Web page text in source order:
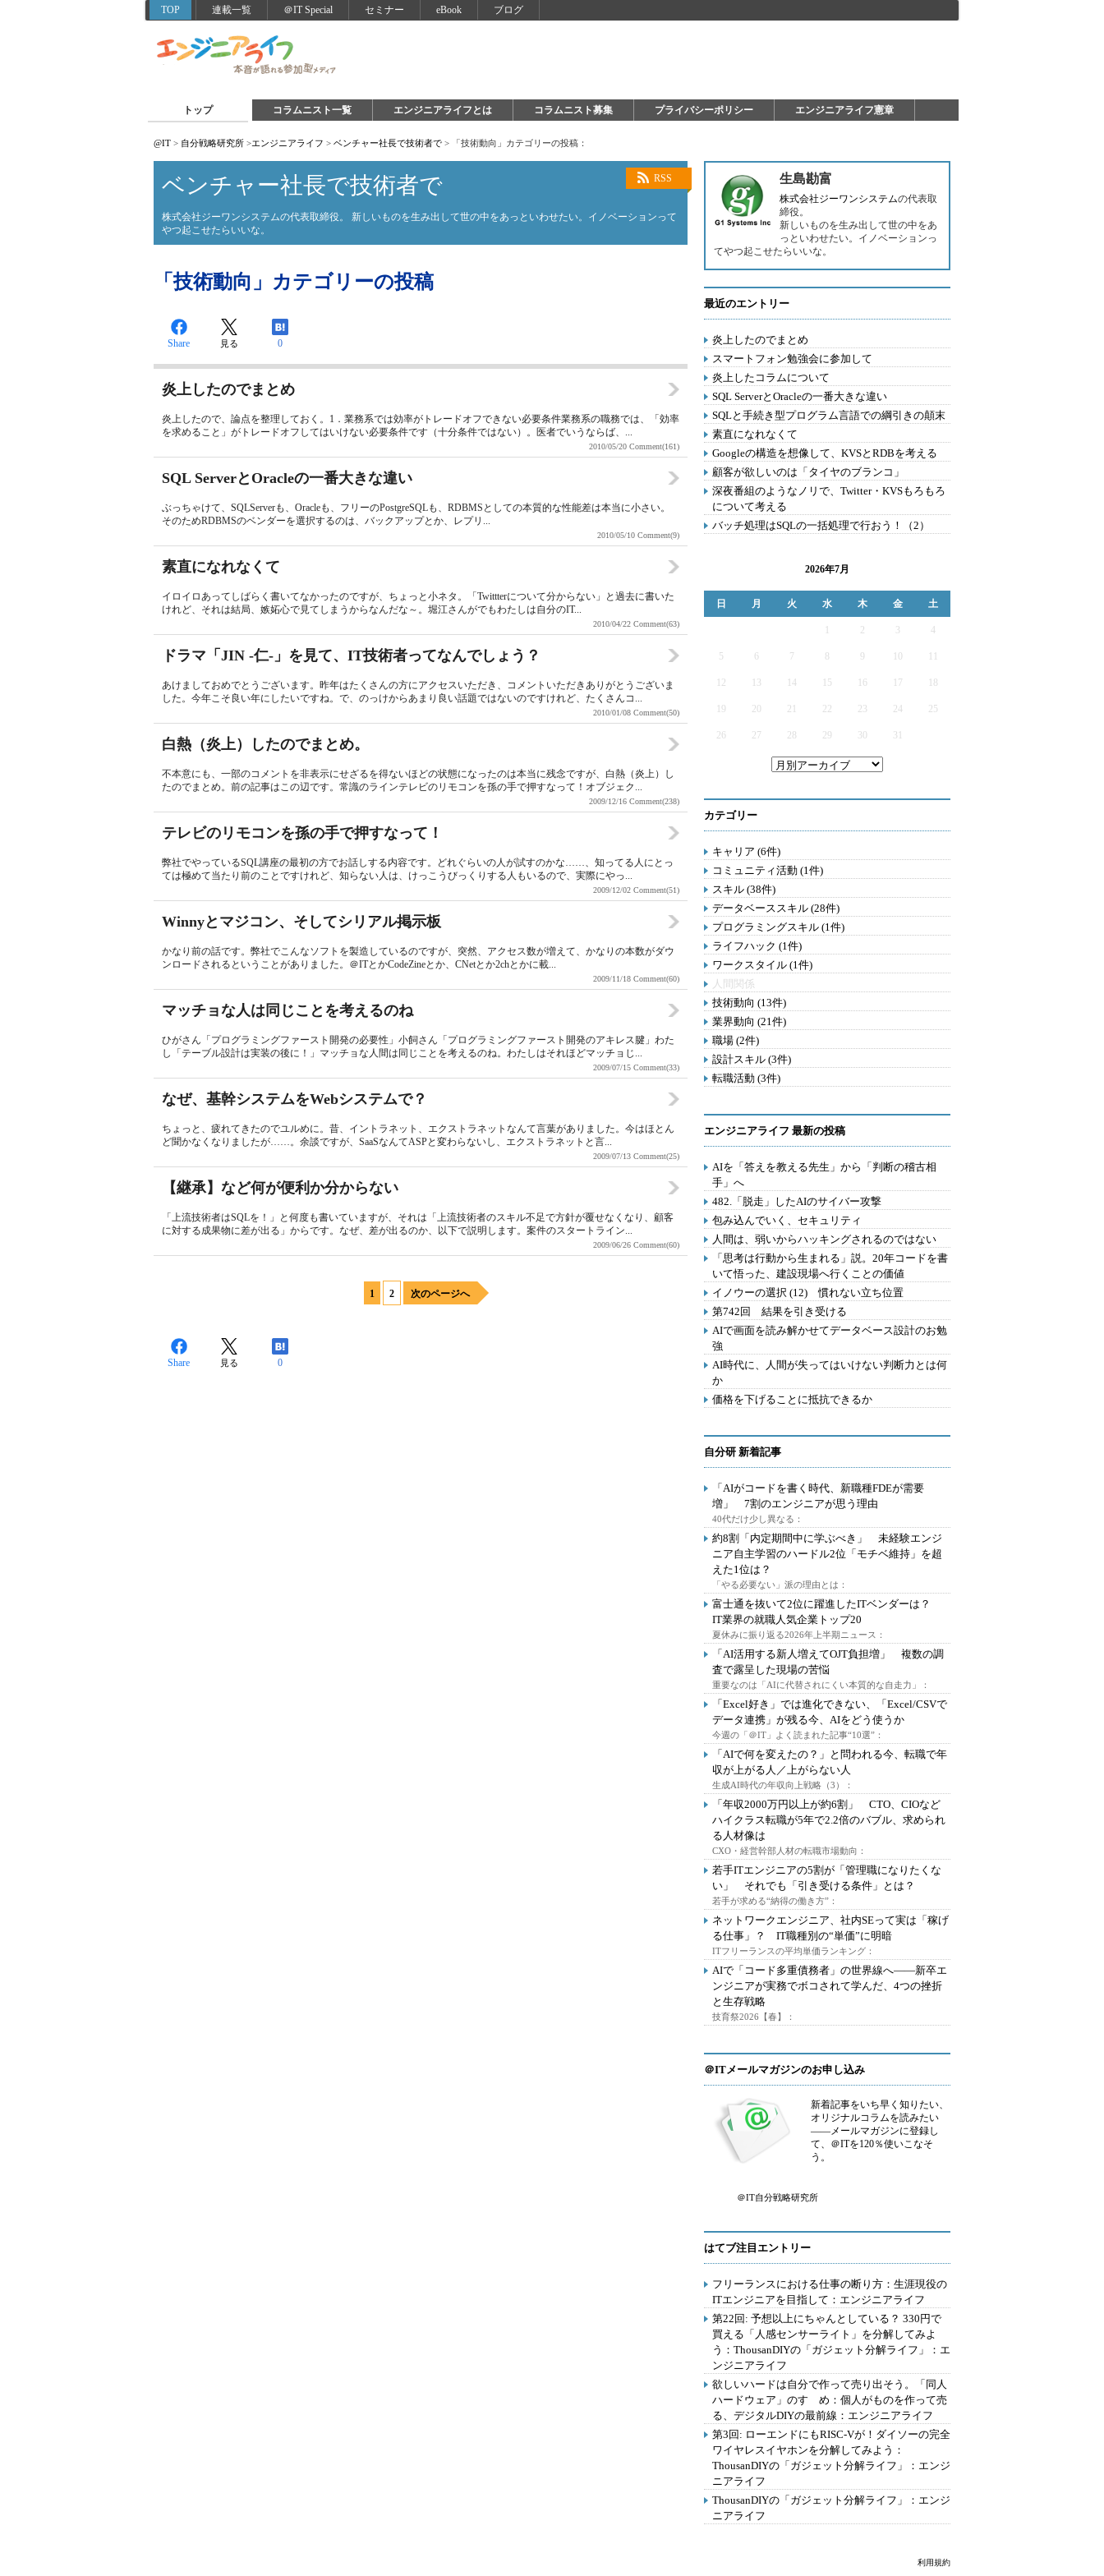
TOP 連載一覧 ＠IT Special セミナー eBook ブログ
トップ コラムニスト一覧 エンジニアライフとは コラムニスト募集 プライバシーポリシー エンジニアライフ憲章
@IT > 自分戦略研究所 >エンジニアライフ > ベンチャー社長で技術者で > 「技術動向」カテゴリーの投稿：
RSS
ベンチャー社長で技術者で
株式会社ジーワンシステムの代表取締役。 新しいものを生み出して世の中をあっといわせたい。イノベーションって
やつ起こせたらいいな。
「技術動向」カテゴリーの投稿
Share 見る 0
炎上したのでまとめ
炎上したので、論点を整理しておく。1．業務系では効率がトレードオフできない必要条件業務系の職務では、「効率
を求めること」がトレードオフしてはいけない必要条件です（十分条件ではない）。医者でいうならば、...
2010/05/20 Comment(161)
SQL ServerとOracleの一番大きな違い
ぶっちゃけて、SQLServerも、Oracleも、フリーのPostgreSQLも、RDBMSとしての本質的な性能差は本当に小さい。
そのためRDBMSのベンダーを選択するのは、バックアップとか、レプリ...
2010/05/10 Comment(9)
素直になれなくて
イロイロあってしばらく書いてなかったのですが、ちょっと小ネタ。「Twittterについて分からない」と過去に書いた
けれど、それは結局、嫉妬心で見てしまうからなんだな～。堀江さんがでもわたしは自分のIT...
2010/04/22 Comment(63)
ドラマ「JIN -仁-」を見て、IT技術者ってなんでしょう？
あけましておめでとうございます。昨年はたくさんの方にアクセスいただき、コメントいただきありがとうございま
した。今年こそ良い年にしたいですね。で、のっけからあまり良い話題ではないのですけれど、たくさんコ...
2010/01/08 Comment(50)
白熱（炎上）したのでまとめ。
不本意にも、一部のコメントを非表示にせざるを得ないほどの状態になったのは本当に残念ですが、白熱（炎上）し
たのでまとめ。前の記事はこの辺です。常識のラインテレビのリモコンを孫の手で押すなって！オブジェク...
2009/12/16 Comment(238)
テレビのリモコンを孫の手で押すなって！
弊社でやっているSQL講座の最初の方でお話しする内容です。どれぐらいの人が試すのかな……、知ってる人にとっ
ては極めて当たり前のことですけれど、知らない人は、けっこうびっくりする人もいるので、実際にやっ...
2009/12/02 Comment(51)
Winnyとマジコン、そしてシリアル掲示板
かなり前の話です。弊社でこんなソフトを製造しているのですが、突然、アクセス数が増えて、かなりの本数がダウ
ンロードされるということがありました。＠ITとかCodeZineとか、CNetとか2chとかに載...
2009/11/18 Comment(60)
マッチョな人は同じことを考えるのね
ひがさん「プログラミングファースト開発の必要性」小飼さん「プログラミングファースト開発のアキレス腱」わた
し「テーブル設計は実装の後に！」マッチョな人間は同じことを考えるのね。わたしはそれほどマッチョじ...
2009/07/15 Comment(33)
なぜ、基幹システムをWebシステムで？
ちょっと、疲れてきたのでユルめに。昔、イントラネット、エクストラネットなんて言葉がありました。今はほとん
ど聞かなくなりましたが……。余談ですが、SaaSなんてASPと変わらないし、エクストラネットと言...
2009/07/13 Comment(25)
【継承】など何が便利か分からない
「上流技術者はSQLを！」と何度も書いていますが、それは「上流技術者のスキル不足で方針が覆せなくなり、顧客
に対する成果物に差が出る」からです。なぜ、差が出るのか、以下で説明します。案件のスタートライン...
2009/06/26 Comment(60)
1 2 次のページへ
Share 見る 0
生島勘富
株式会社ジーワンシステムの代表取
締役。
新しいものを生み出して世の中をあ
っといわせたい。イノベーションっ
てやつ起こせたらいいな。
最近のエントリー
炎上したのでまとめ
スマートフォン勉強会に参加して
炎上したコラムについて
SQL ServerとOracleの一番大きな違い
SQLと手続き型プログラム言語での綱引きの顛末
素直になれなくて
Googleの構造を想像して、KVSとRDBを考える
顧客が欲しいのは「タイヤのブランコ」
深夜番組のようなノリで、Twitter・KVSもろもろ
について考える
バッチ処理はSQLの一括処理で行おう！（2）
2026年7月
日 月 火 水 木 金 土
2 3 4
5 6 7 9
12 13 14 15 16 17
19 20 21 22 23 24 25
26 27 28 29 30 31
カテゴリー
キャリア (6件)
コミュニティ活動 (1件)
スキル (38件)
データベーススキル (28件)
プログラミングスキル (1件)
ライフハック (1件)
ワークスタイル (1件)
人間関係
技術動向 (13件)
業界動向 (21件)
職場 (2件)
設計スキル (3件)
転職活動 (3件)
エンジニアライフ 最新の投稿
AIを「答えを教える先生」から「判断の稽古相
手」へ
482.「脱走」したAIのサイバー攻撃
包み込んでいく、セキュリティ
人間は、弱いからハッキングされるのではない
「思考は行動から生まれる」説。20年コードを書
いて悟った、建設現場へ行くことの価値
イノウーの選択 (12) 慣れない立ち位置
第742回 結果を引き受ける
AIで画面を読み解かせてデータベース設計のお勉
強
AI時代に、人間が失ってはいけない判断力とは何
か
価格を下げることに抵抗できるか
自分研 新着記事
「AIがコードを書く時代、新職種FDEが需要
増」 7割のエンジニアが思う理由
40代だけ少し異なる：
約8割「内定期間中に学ぶべき」 未経験エンジ
ニア自主学習のハードル2位「モチベ維持」を超
えた1位は？
「やる必要ない」派の理由とは：
富士通を抜いて2位に躍進したITベンダーは？
IT業界の就職人気企業トップ20
夏休みに振り返る2026年上半期ニュース：
「AI活用する新人増えてOJT負担増」 複数の調
査で露呈した現場の苦悩
重要なのは「AIに代替されにくい本質的な自走力」：
「Excel好き」では進化できない、「Excel/CSVで
データ連携」が残る今、AIをどう使うか
今週の「＠IT」よく読まれた記事“10選”：
「AIで何を変えたの？」と問われる今、転職で年
収が上がる人／上がらない人
生成AI時代の年収向上戦略（3）：
「年収2000万円以上が約6割」 CTO、CIOなど
ハイクラス転職が5年で2.2倍のバブル、求められ
る人材像は
CXO・経営幹部人材の転職市場動向：
若手ITエンジニアの5割が「管理職になりたくな
い」 それでも「引き受ける条件」とは？
若手が求める“納得の働き方”：
ネットワークエンジニア、社内SEって実は「稼げ
る仕事」？ IT職種別の“単価”に明暗
ITフリーランスの平均単価ランキング：
AIで「コード多重債務者」の世界線へ――新卒エ
ンジニアが実務でボコされて学んだ、4つの挫折
と生存戦略
技育祭2026【春】：
＠ITメールマガジンのお申し込み
新着記事をいち早く知りたい、
オリジナルコラムを読みたい
――メールマガジンに登録し
て、＠ITを120％使いこなそ
う。
＠IT自分戦略研究所
はてブ注目エントリー
フリーランスにおける仕事の断り方：生涯現役の
ITエンジニアを目指して：エンジニアライフ
第22回: 予想以上にちゃんとしている？ 330円で
買える「人感センサーライト」を分解してみよ
う：ThousanDIYの「ガジェット分解ライフ」：エ
ンジニアライフ
欲しいハードは自分で作って売り出そう。「同人
ハードウェア」のすゝめ：個人がものを作って売
る、デジタルDIYの最前線：エンジニアライフ
第3回: ローエンドにもRISC-Vが！ダイソーの完全
ワイヤレスイヤホンを分解してみよう：
ThousanDIYの「ガジェット分解ライフ」：エンジ
ニアライフ
ThousanDIYの「ガジェット分解ライフ」：エンジ
ニアライフ
利用規約